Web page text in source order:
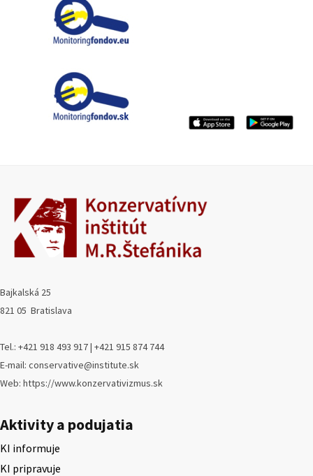
Bajkalská 25
821 05 Bratislava
Tel.: +421 918 493 917 | +421 915 874 744
E-mail: conservative@institute.sk
Web: https://www.konzervativizmus.sk
Aktivity a podujatia
KI informuje
KI pripravuje